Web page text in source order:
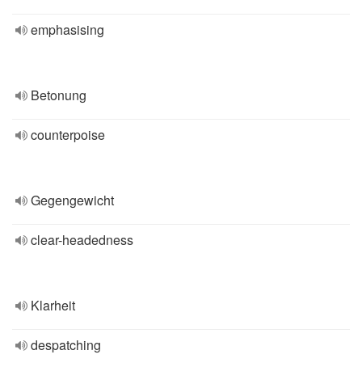
emphasising
Betonung
counterpoise
Gegengewicht
clear-headedness
Klarheit
despatching